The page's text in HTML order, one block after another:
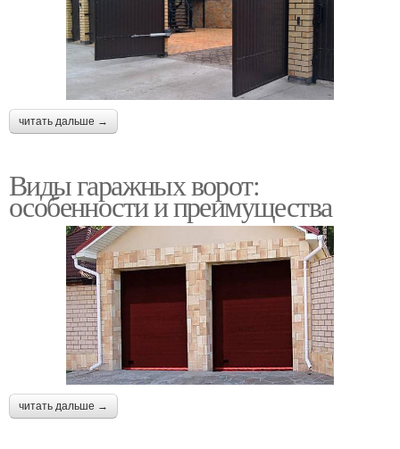
читать дальше →
Виды гаражных ворот:
особенности и преимущества
читать дальше →